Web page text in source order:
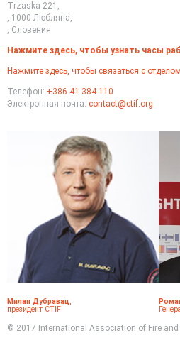
Trzaska 221,
, 1000 Любляна,
, Словения
Нажмите здесь, чтобы узнать часы
Нажмите здесь, чтобы связаться с
Телефон: +386 41 384 110
Электронная почта: contact@ctif.org
Милан Дубравац
президент CTIF
© 2017 International Association of Fire and